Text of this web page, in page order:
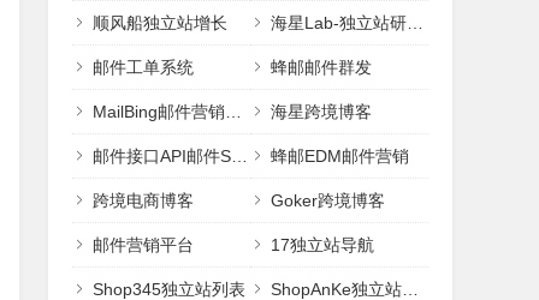
顺风船独立站增长 海星Lab-独立站研究室
邮件工单系统 蜂邮邮件群发
MailBing邮件营销平台 海星跨境博客
邮件接口API邮件SMTP 蜂邮EDM邮件营销
跨境电商博客 Goker跨境博客
邮件营销平台 17独立站导航
Shop345独立站列表 ShopAnKe独立站建站